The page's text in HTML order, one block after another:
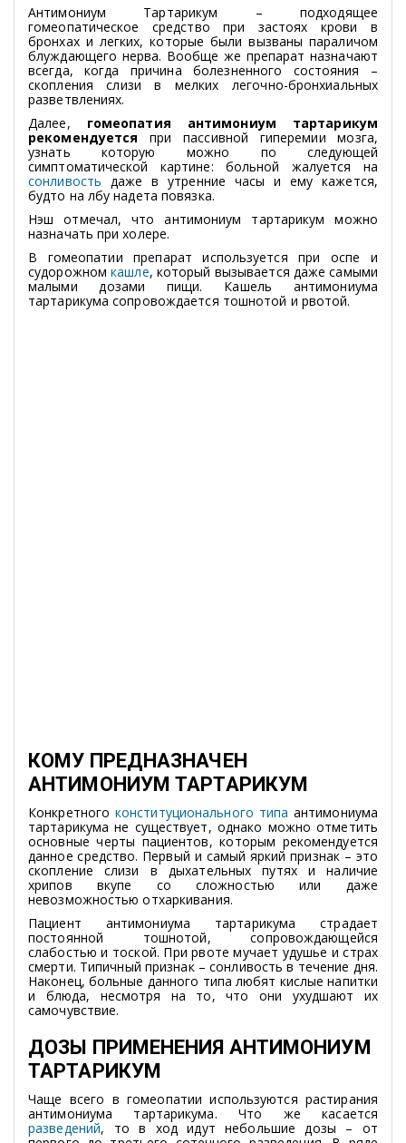
Антимониум Тартарикум – подходящее
гомеопатическое средство при застоях крови в
бронхах и легких, которые были вызваны параличом
блуждающего нерва. Вообще же препарат назначают
всегда, когда причина болезненного состояния –
скопления слизи в мелких легочно-бронхиальных
разветвлениях.
Далее, гомеопатия антимониум тартарикум
рекомендуется при пассивной гиперемии мозга,
узнать которую можно по следующей
симптоматической картине: больной жалуется на
сонливость даже в утренние часы и ему кажется,
будто на лбу надета повязка.
Нэш отмечал, что антимониум тартарикум можно
назначать при холере.
В гомеопатии препарат используется при оспе и
судорожномкашле, который вызывается даже самыми
малыми дозами пищи. Кашель антимониума
тартарикума сопровождается тошнотой и рвотой.
КОМУ ПРЕДНАЗНАЧЕН
АНТИМОНИУМ ТАРТАРИКУМ
Конкретного конституционального типа антимониума
тартарикума не существует, однако можно отметить
основные черты пациентов, которым рекомендуется
данное средство. Первый и самый яркий признак – это
скопление слизи в дыхательных путях и наличие
хрипов вкупе со сложностью или даже
невозможностью отхаркивания.
Пациент антимониума тартарикума страдает
постоянной тошнотой, сопровождающейся
слабостью и тоской. При рвоте мучает удушье и страх
смерти. Типичный признак – сонливость в течение дня.
Наконец, больные данного типа любят кислые напитки
и блюда, несмотря на то, что они ухудшают их
самочувствие.
ДОЗЫ ПРИМЕНЕНИЯ АНТИМОНИУМ
ТАРТАРИКУМ
Чаще всего в гомеопатии используются растирания
антимониума тартарикума. Что же касается
разведений, то в ход идут небольшие дозы – от